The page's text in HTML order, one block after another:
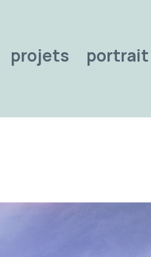
projets portrait